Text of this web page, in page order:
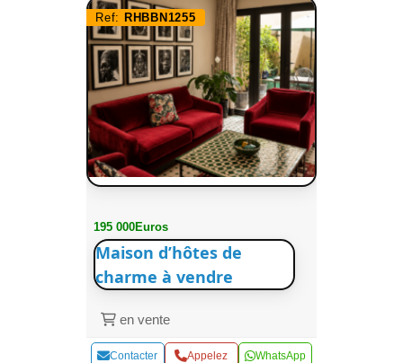
Ref: RHBBN1255
195 000Euros
Maison d’hôtes de
charme à vendre
en vente
Contacter Appelez WhatsApp